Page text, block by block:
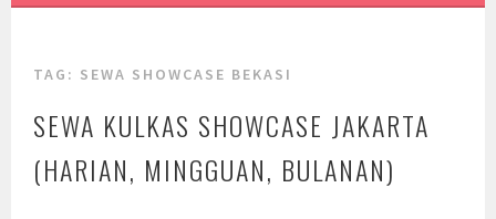
TAG: SEWA SHOWCASE BEKASI
SEWA KULKAS SHOWCASE JAKARTA
(HARIAN, MINGGUAN, BULANAN)